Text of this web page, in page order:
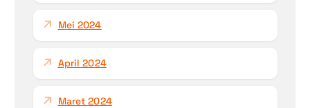
Mei 2024
April 2024
Maret 2024